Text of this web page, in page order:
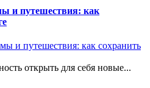
и путешествия: как
открыть для себя новые...